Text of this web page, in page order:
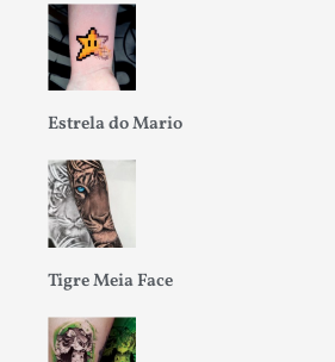
Estrela do Mario
Tigre Meia Face